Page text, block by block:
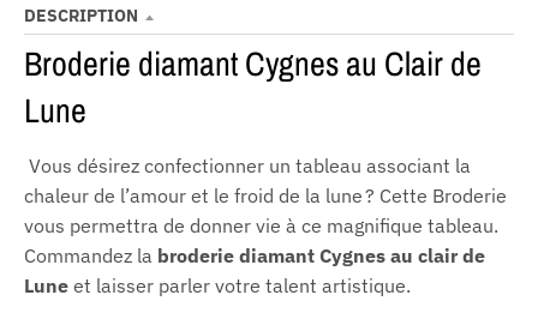
DESCRIPTION
Broderie diamant Cygnes au Clair de
Lune
Vous désirez confectionner un tableau associant la
chaleur de l’amour et le froid de la lune ? Cette Broderie
vous permettra de donner vie à ce magnifique tableau.
Commandez la broderie diamant Cygnes au clair de
Lune et laisser parler votre talent artistique.